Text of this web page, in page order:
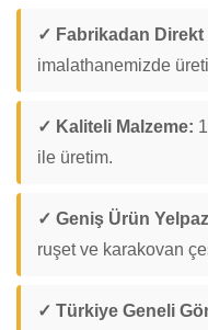
✓ Fabrikadan Direkt
imalathanemizde
✓ Kaliteli Malzeme:
ile üretim.
✓ Geniş Ürün
ruşet ve karakovan
✓ Türkiye Geneli